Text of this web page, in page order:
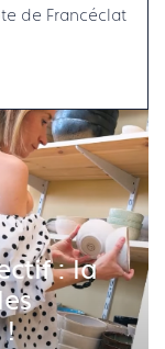
de Francéclat
: la
!